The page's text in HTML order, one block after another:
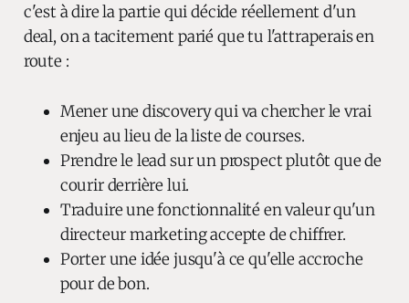
c'est à dire la partie qui décide réellement d'un
deal, on a tacitement parié que tu l'attraperais en
route :
Mener une discovery qui va chercher le vrai
enjeu au lieu de la liste de courses.
Prendre le lead sur un prospect plutôt que de
courir derrière lui.
Traduire une fonctionnalité en valeur qu'un
directeur marketing accepte de chiffrer.
Porter une idée jusqu'à ce qu'elle accroche
pour de bon.